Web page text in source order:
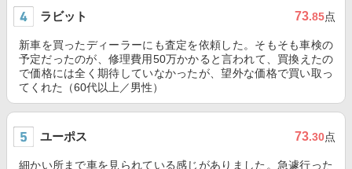
ラビット 73.85点
新車を買ったディーラーにも査定を依頼した。そもそも車検の
予定だったのが、修理費用50万かかると言われて、買換えたの
で価格には全く期待していなかったが、望外な価格で買い取っ
てくれた（60代以上／男性）
ユーポス 73.30点
細かい所まで車を見られている感じがありました。急遽行った